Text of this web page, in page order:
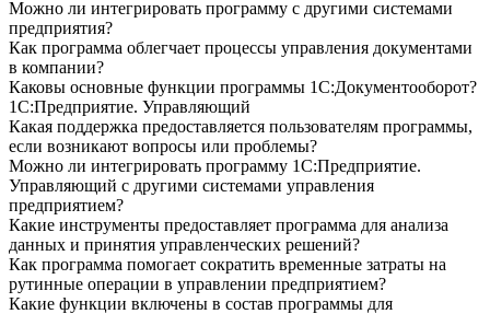
Можно ли интегрировать программу с другими системами
предприятия?
Как программа облегчает процессы управления документами
в компании?
Каковы основные функции программы 1С:Документооборот?
1С:Предприятие. Управляющий
Какая поддержка предоставляется пользователям программы,
если возникают вопросы или проблемы?
Можно ли интегрировать программу 1С:Предприятие.
Управляющий с другими системами управления
предприятием?
Какие инструменты предоставляет программа для анализа
данных и принятия управленческих решений?
Как программа помогает сократить временные затраты на
рутинные операции в управлении предприятием?
Какие функции включены в состав программы для